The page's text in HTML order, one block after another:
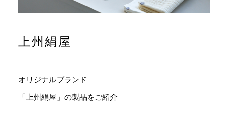
上州絹屋
オリジナルブランド
「上州絹屋」の製品をご紹介